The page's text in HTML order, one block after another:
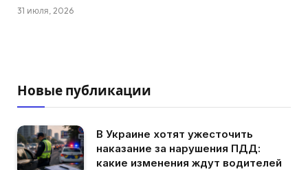
31 июля, 2026
Новые публикации
В Украине хотят ужесточить
наказание за нарушения ПДД:
какие изменения ждут водителей